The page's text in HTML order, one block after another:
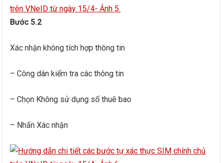
Bước 5.2
Xác nhận không tích hợp thông tin
– Công dân kiểm tra các thông tin
– Chọn Không sử dụng số thuê bao
– Nhấn Xác nhận